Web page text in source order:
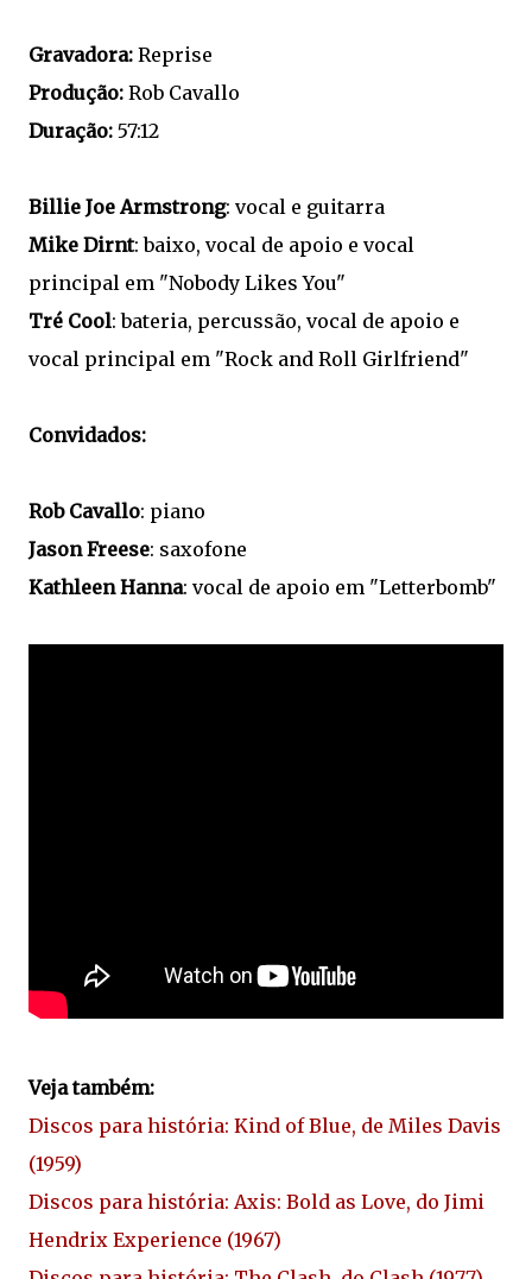
Gravadora: Reprise
Produção: Rob Cavallo
Duração: 57:12
Billie Joe Armstrong: vocal e guitarra
Mike Dirnt: baixo, vocal de apoio e vocal
principal em "Nobody Likes You"
Tré Cool: bateria, percussão, vocal de apoio e
vocal principal em "Rock and Roll Girlfriend"
Convidados:
Rob Cavallo: piano
Jason Freese: saxofone
Kathleen Hanna: vocal de apoio em "Letterbomb"
Veja também:
Discos para história: Kind of Blue, de Miles Davis
(1959)
Discos para história: Axis: Bold as Love, do Jimi
Hendrix Experience (1967)